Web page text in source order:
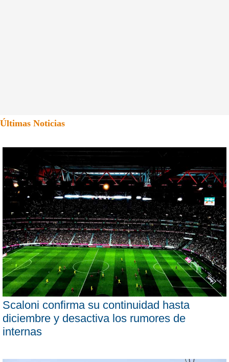
Últimas Noticias
Scaloni confirma su continuidad hasta
diciembre y desactiva los rumores de
internas